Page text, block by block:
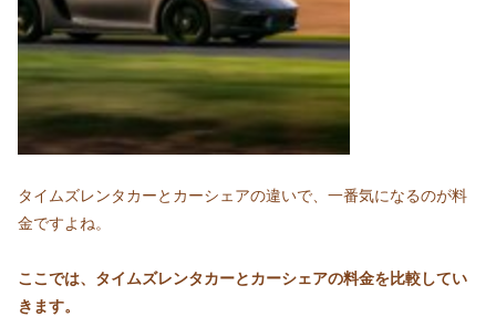
タイムズレンタカーとカーシェアの違いで、一番気になるのが料
金ですよね。
ここでは、タイムズレンタカーとカーシェアの料金を比較してい
きます。